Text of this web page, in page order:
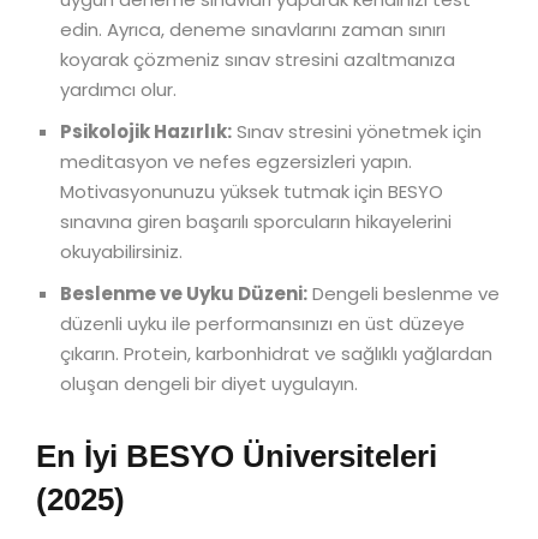
edin. Ayrıca, deneme sınavlarını zaman sınırı
koyarak çözmeniz sınav stresini azaltmanıza
yardımcı olur.
Psikolojik Hazırlık:Sınav stresini yönetmek için
meditasyon ve nefes egzersizleri yapın.
Motivasyonunuzu yüksek tutmak için BESYO
sınavına giren başarılı sporcuların hikayelerini
okuyabilirsiniz.
Beslenme ve Uyku Düzeni:Dengeli beslenme ve
düzenli uyku ile performansınızı en üst düzeye
çıkarın. Protein, karbonhidrat ve sağlıklı yağlardan
oluşan dengeli bir diyet uygulayın.
En İyi BESYO Üniversiteleri
(2025)